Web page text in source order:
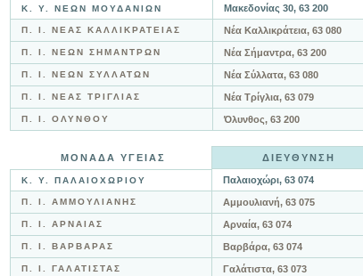
Κ. Υ. ΝΕΩΝ ΜΟΥΔΑΝΙΩΝ Μακεδονίας 30, 63 200
Π. Ι. ΝΕΑΣ ΚΑΛΛΙΚΡΑΤΕΙΑΣ Νέα Καλλικράτεια, 63 080
Π. Ι. ΝΕΩΝ ΣΗΜΑΝΤΡΩΝ Νέα Σήμαντρα, 63 200
Π. Ι. ΝΕΩΝ ΣΥΛΛΑΤΩΝ Νέα Σύλλατα, 63 080
Π. Ι. ΝΕΑΣ ΤΡΙΓΛΙΑΣ Νέα Τρίγλια, 63 079
Π. Ι. ΟΛΥΝΘΟΥ Όλυνθος, 63 200
ΜΟΝΑΔΑ ΥΓΕΙΑΣ
ΔΙΕΥΘΥΝΣΗ
Κ. Υ. ΠΑΛΑΙΟΧΩΡΙΟΥ Παλαιοχώρι, 63 074
Π. Ι. ΑΜΜΟΥΛΙΑΝΗΣ Αμμουλιανή, 63 075
Π. Ι. ΑΡΝΑΙΑΣ Αρναία, 63 074
Π. Ι. ΒΑΡΒΑΡΑΣ Βαρβάρα, 63 074
Π. Ι. ΓΑΛΑΤΙΣΤΑΣ Γαλάτιστα, 63 073